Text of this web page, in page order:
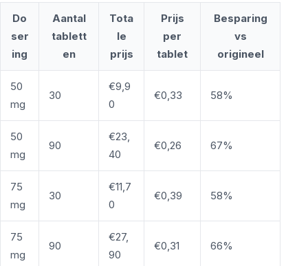
Do
ser
ing
Aantal
tablett
en
Tota
le
prijs
Prijs
per
tablet
Besparing
vs
origineel
50
mg
30
€9,9
0
€0,33 58%
50
mg
90
€23,
40
€0,26 67%
75
mg
30
€11,7
0
€0,39 58%
75
mg
90
€27,
90
€0,31 66%